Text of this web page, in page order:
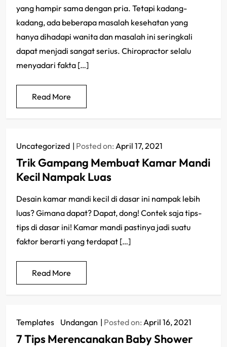
yang hampir sama dengan pria. Tetapi kadang-
kadang, ada beberapa masalah kesehatan yang
hanya dihadapi wanita dan masalah ini seringkali
dapat menjadi sangat serius. Chiropractor selalu
menyadari fakta […]
Read More
Uncategorized Posted on: April 17, 2021
Trik Gampang Membuat Kamar Mandi
Kecil Nampak Luas
Desain kamar mandi kecil di dasar ini nampak lebih
luas? Gimana dapat? Dapat, dong! Contek saja tips-
tips di dasar ini! Kamar mandi pastinya jadi suatu
faktor berarti yang terdapat […]
Read More
Templates Undangan Posted on: April 16, 2021
7 Tips Merencanakan Baby Shower